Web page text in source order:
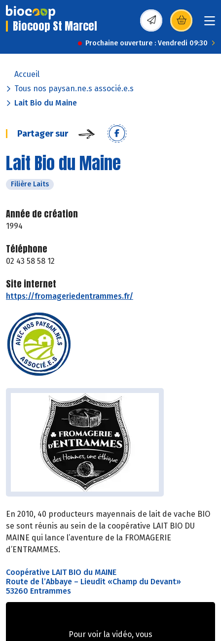
Biocoop St Marcel (s’ouvre dans une
Prochaine ouverture : Vendredi 09:30
Accueil
Tous nos paysan.ne.s associé.e.s
Lait Bio du Maine
Partager sur
Lait Bio du Maine
Filière Laits
Année de création
1994
Téléphone
02 43 58 58 12
Site internet
https://fromageriedentrammes.fr/
En 2010, 40 producteurs mayennais de lait de vache BIO
se sont réunis au sein de la coopérative LAIT BIO DU
MAINE qui lance l’aventure de la FROMAGERIE
d’ENTRAMMES.
Coopérative LAIT BIO du MAINE
Route de l’Abbaye – Lieudit «Champ du Devant»
53260 Entrammes
Pour voir la vidéo, vous